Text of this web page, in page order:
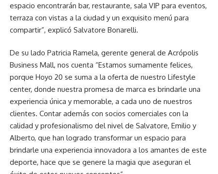
espacio encontrarán bar, restaurante, sala VIP para eventos,
terraza con vistas a la ciudad y un exquisito menú para
compartir”, explicó Salvatore Bonarelli.
De su lado Patricia Ramela, gerente general de Acrópolis
Business Mall, nos cuenta “Estamos sumamente felices,
porque Hoyo 20 se suma a la oferta de nuestro Lifestyle
center, donde nuestra promesa de marca es brindarle una
experiencia única y memorable, a cada uno de nuestros
clientes. Contar además con socios comerciales con la
calidad y profesionalismo del nivel de Salvatore, Emilio y
Alberto, que han logrado transformar un espacio para
brindarle una experiencia innovadora a los amantes de este
deporte, hace que se genere la magia que aseguran el